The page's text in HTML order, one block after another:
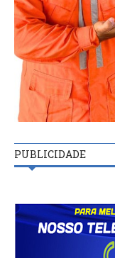
PUBLICIDADE